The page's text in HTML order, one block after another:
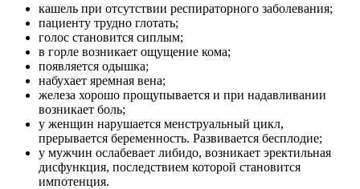
кашель при отсутствии респираторного заболевания;
пациенту трудно глотать;
голос становится сиплым;
в горле возникает ощущение кома;
появляется одышка;
набухает яремная вена;
железа хорошо прощупывается и при надавливании
возникает боль;
у женщин нарушается менструальный цикл,
прерывается беременность. Развивается бесплодие;
у мужчин ослабевает либидо, возникает эректильная
дисфункция, последствием которой становится
импотенция.